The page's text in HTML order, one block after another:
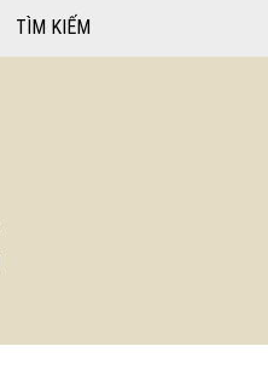
TÌM KIẾM